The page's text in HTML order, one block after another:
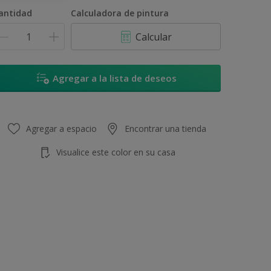
17.4L
Calculadora de pintura
Calcular
Agregar a la lista de deseos
Agregar a espacio Encontrar una tienda
Visualice este color en su casa